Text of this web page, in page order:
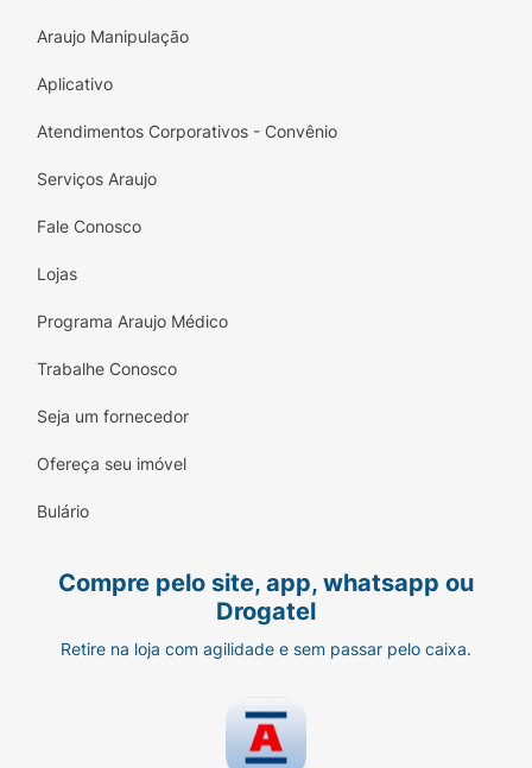
Araujo Manipulação
Aplicativo
Atendimentos Corporativos - Convênio
Serviços Araujo
Fale Conosco
Lojas
Programa Araujo Médico
Trabalhe Conosco
Seja um fornecedor
Ofereça seu imóvel
Bulário
Compre pelo site, app, whatsapp ou
Drogatel
Retire na loja com agilidade e sem passar pelo caixa.